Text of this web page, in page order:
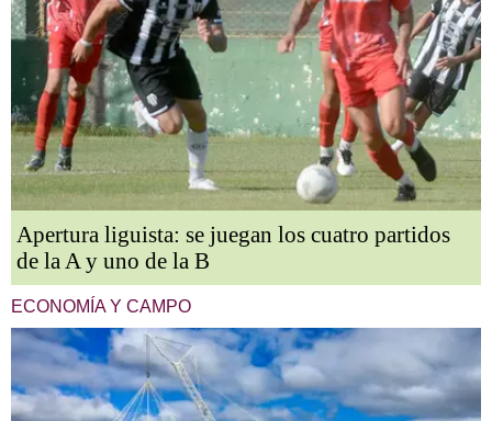
Apertura liguista: se juegan los cuatro partidos
de la A y uno de la B
ECONOMÍA Y CAMPO